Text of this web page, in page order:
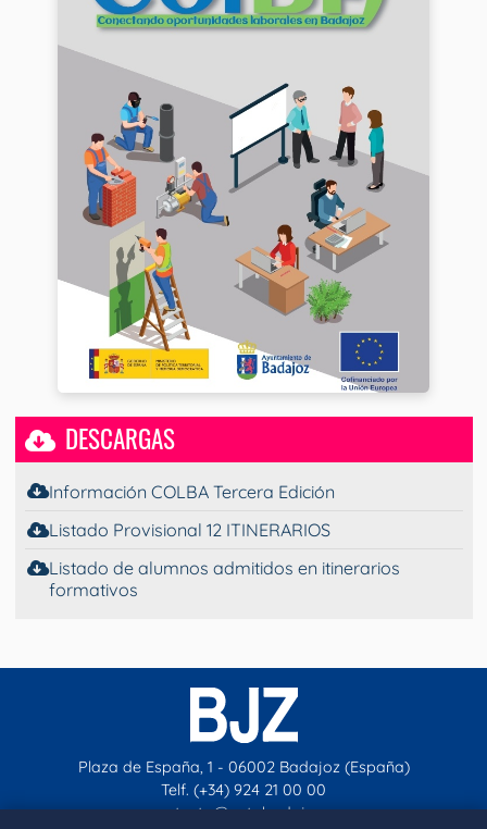
DESCARGAS
Información COLBA Tercera Edición
Listado Provisional 12 ITINERARIOS
Listado de alumnos admitidos en itinerarios
formativos
Plaza de España, 1 - 06002 Badajoz (España)
Telf. (+34) 924 21 00 00
contacto@aytobadajoz.es